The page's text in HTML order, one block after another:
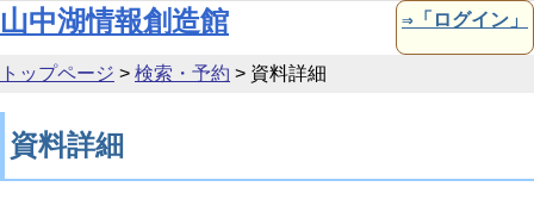
本文へ移動
山中湖情報創造館 ⇒「ログイン」
トップページ > 検索・予約 > 資料詳細
資料詳細